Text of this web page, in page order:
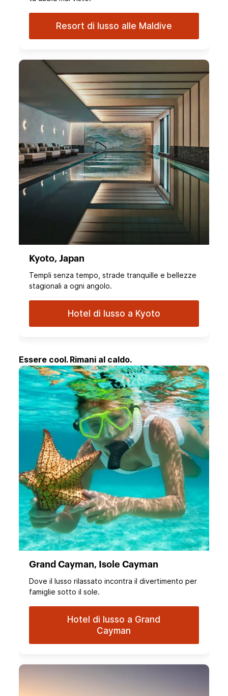
Resort di lusso alle Maldive
Kyoto, Japan
Templi senza tempo, strade tranquille e bellezze
stagionali a ogni angolo.
Hotel di lusso a Kyoto
Essere cool. Rimani al caldo.
Grand Cayman, Isole Cayman
Dove il lusso rilassato incontra il divertimento per
famiglie sotto il sole.
Hotel di lusso a Grand
Cayman